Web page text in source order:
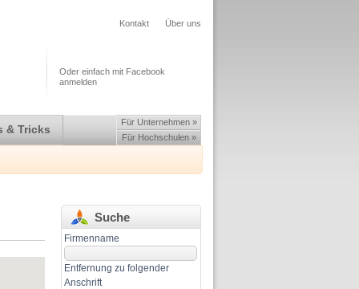
Kontakt Über uns
Oder einfach mit Facebook
anmelden
& Tricks
Für Unternehmen »
Für Hochschulen »
Suche
Firmenname
Entfernung zu folgender
Anschrift